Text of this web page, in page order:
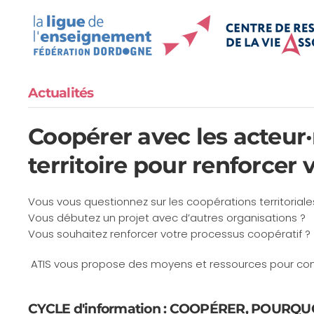
Accéder au contenu principal
Actualités
Coopérer avec les
territoire pour renforcer
Vous vous questionnez sur les coopérations
Vous débutez un projet avec d’autres organisations ?
Vous souhaitez renforcer votre processus coopératif ?
ATIS vous propose des moyens et ressources pour
CYCLE d'information : COOPÉRER,